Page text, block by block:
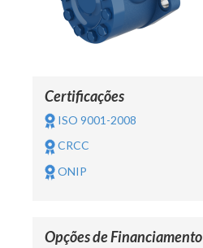
Certificações
ISO 9001-2008
CRCC
ONIP
Opções de Financiamento